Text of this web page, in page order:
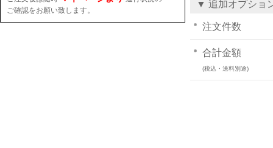
ご確認をお願い致します。
▼ 追加オプショ
注文件数
合計金額
(税込・送料別途)